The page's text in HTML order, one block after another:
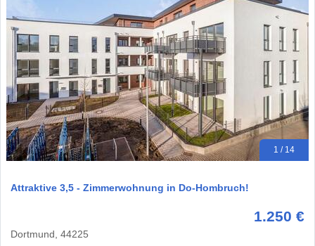
1 / 14
Attraktive 3,5 - Zimmerwohnung in Do-Hombruch!
1.250 €
Dortmund, 44225